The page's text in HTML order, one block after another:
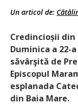
Un articol de:
Credincioșii
Duminica a 22-
săvârşită de
Episcopul
esplanada
din Baia Mare.